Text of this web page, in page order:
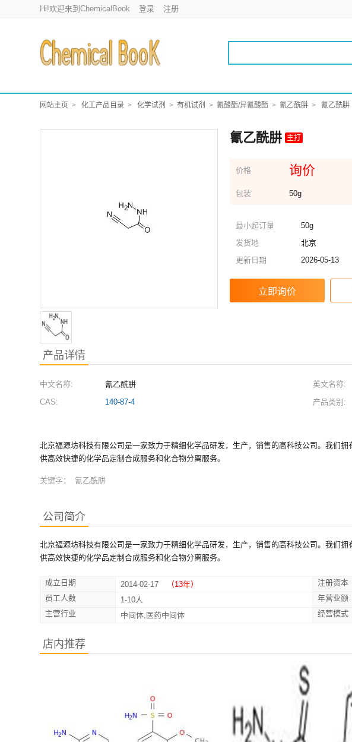
Hi!欢迎来到ChemicalBook 登录 注册
网站主页 化工产品目录 化学试剂 有机试剂 氰酸酯/异氰酸酯 氰乙酰肼 氰乙酰肼
氰乙酰肼 主打
价格 询价
包装 50g
最小起订量
50g
发货地
北京
更新日期
2026-05-13
产品详情
中文名称: 氰乙酰肼 英文名称:
CAS:
140-87-4 产品类别:
北京福源坊科技有限公司是一家致力于精细化学品研发，生产，销售的高科技公司。我们
供高效快捷的化学品定制合成服务和化合物分离服务。
关键字： 氰乙酰肼
公司简介
北京福源坊科技有限公司是一家致力于精细化学品研发，生产，销售的高科技公司。我们
供高效快捷的化学品定制合成服务和化合物分离服务。
成立日期 2014-02-17 （13年） 注册资本
员工人数
1-10人 年营业额
主营行业
中间体,医药中间体 经营模式
店内推荐